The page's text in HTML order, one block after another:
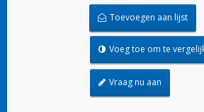
configuraties, materialen,
aan elke toepassing te
breed scala aan
voor een gemakkelijke
Toevoegen aan lijst
Voeg toe om te
Vraag nu aan